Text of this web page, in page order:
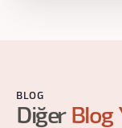
öncesi
BLOG
Diğer Blog